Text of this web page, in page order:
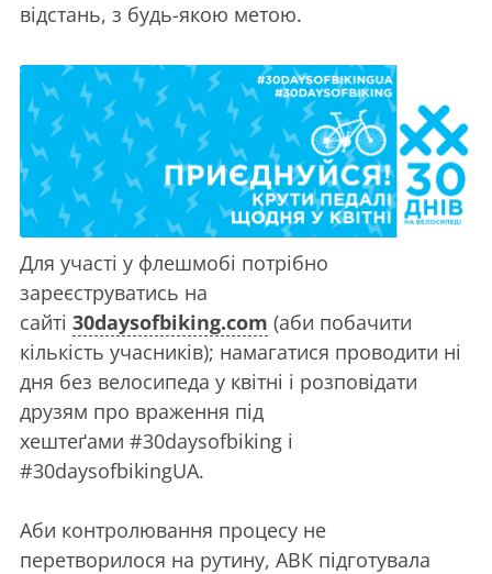
відстань, з будь-якою метою.
Для участі у флешмобі потрібно
зареєструватись на
сайті 30daysofbiking.com (аби побачити
кількість учасників); намагатися проводити ні
дня без велосипеда у квітні і розповідати
друзям про враження під
хештеґами #30daysofbiking і
#30daysofbikingUA.
Аби контролювання процесу не
перетворилося на рутину, АВК підготувала